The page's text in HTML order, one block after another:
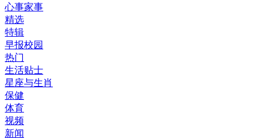
心事家事
精选
特辑
早报校园
热门
生活贴士
星座与生肖
保健
体育
视频
新闻